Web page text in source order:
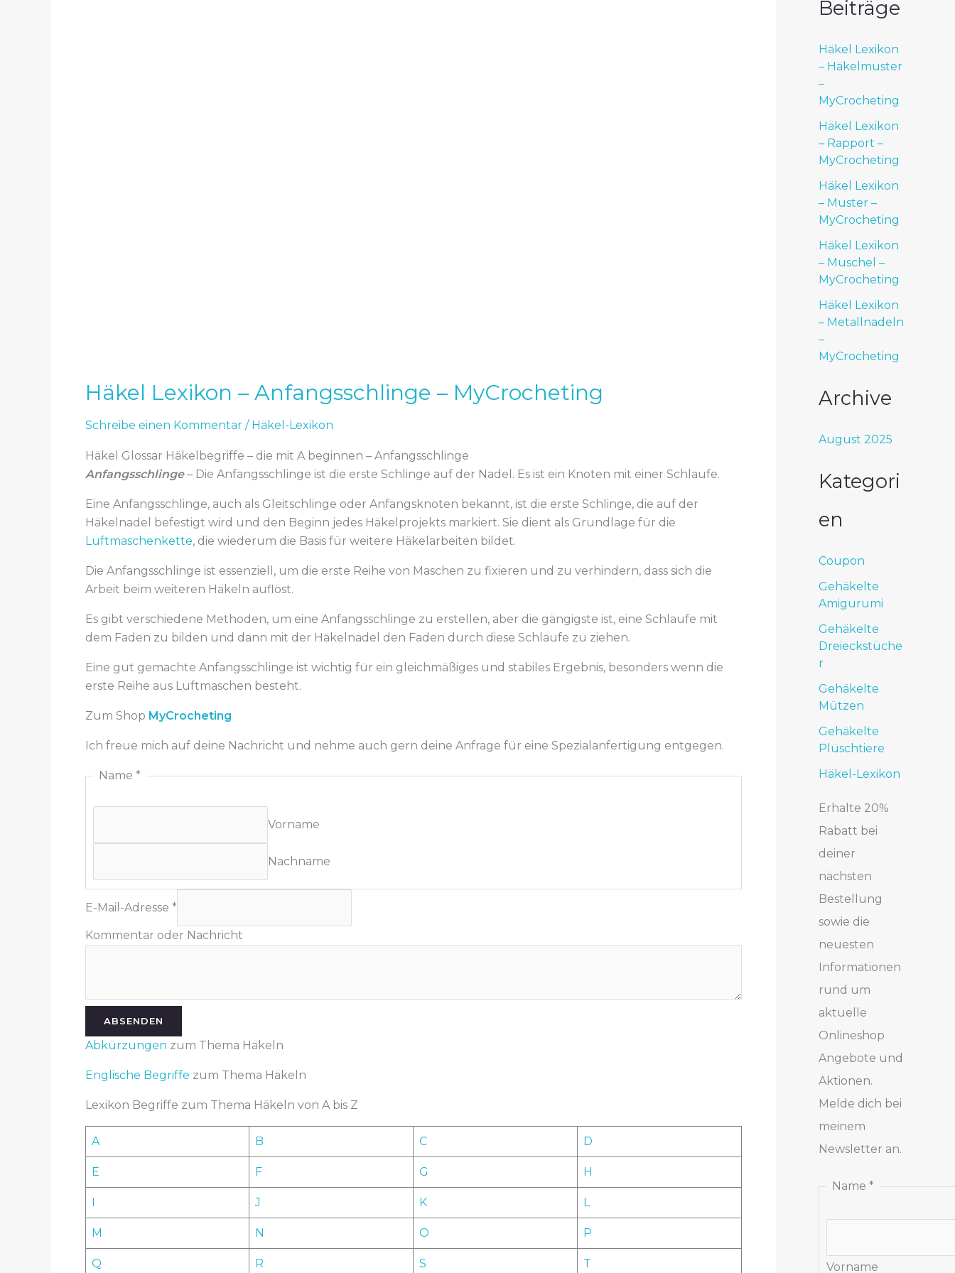
Häkel Lexikon – Anfangsschlinge – MyCrocheting
Schreibe einen Kommentar / Häkel-Lexikon
Häkel Glossar Häkelbegriffe – die mit A beginnen – Anfangsschlinge
Anfangsschlinge– Die Anfangsschlinge ist die erste Schlinge auf der Nadel. Es ist ein Knoten mit einer Schlaufe.
Eine Anfangsschlinge, auch als Gleitschlinge oder Anfangsknoten bekannt, ist die erste Schlinge, die auf der
Häkelnadel befestigt wird und den Beginn jedes Häkelprojekts markiert. Sie dient als Grundlage für die
Luftmaschenkette, die wiederum die Basis für weitere Häkelarbeiten bildet.
Die Anfangsschlinge ist essenziell, um die erste Reihe von Maschen zu fixieren und zu verhindern, dass sich die
Arbeit beim weiteren Häkeln auflöst.
Es gibt verschiedene Methoden, um eine Anfangsschlinge zu erstellen, aber die gängigste ist, eine Schlaufe mit
dem Faden zu bilden und dann mit der Häkelnadel den Faden durch diese Schlaufe zu ziehen.
Eine gut gemachte Anfangsschlinge ist wichtig für ein gleichmäßiges und stabiles Ergebnis, besonders wenn die
erste Reihe aus Luftmaschen besteht.
Zum Shop MyCrocheting
Ich freue mich auf deine Nachricht und nehme auch gern deine Anfrage für eine Spezialanfertigung entgegen.
Name *
Vorname
Nachname
E-Mail-Adresse *
Kommentar oder Nachricht
ABSENDEN
Abkürzungen zum Thema Häkeln
Englische Begriffe zum Thema Häkeln
Lexikon Begriffe zum Thema Häkeln von A bis Z
A B C D
E F G H
I J K L
M N O P
Q R S T
Beiträge
Häkel Lexikon
– Häkelmuster
–
MyCrocheting
Häkel Lexikon
– Rapport –
MyCrocheting
Häkel Lexikon
– Muster –
MyCrocheting
Häkel Lexikon
– Muschel –
MyCrocheting
Häkel Lexikon
– Metallnadeln
–
MyCrocheting
Archive
August 2025
Kategori
en
Coupon
Gehäkelte
Amigurumi
Gehäkelte
Dreieckstüche
r
Gehäkelte
Mützen
Gehäkelte
Plüschtiere
Häkel-Lexikon
Erhalte 20%
Rabatt bei
deiner
nächsten
Bestellung
sowie die
neuesten
Informationen
rund um
aktuelle
Onlineshop
Angebote und
Aktionen.
Melde dich bei
meinem
Newsletter an.
Name *
Vorname